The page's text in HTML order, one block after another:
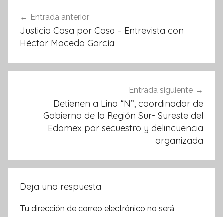
o
k
p
de
entradas
Entrada anterior
Justicia Casa por Casa – Entrevista con
Héctor Macedo García
Entrada siguiente
Detienen a Lino “N”, coordinador de
Gobierno de la Región Sur- Sureste del
Edomex por secuestro y delincuencia
organizada
Deja una respuesta
Tu dirección de correo electrónico no será